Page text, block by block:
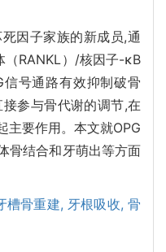
因子家族的新成员,通
（RANKL）/核因子-κB
号通路有效抑制破骨
参与骨代谢的调节,在
主要作用。本文就OPG
骨结合和牙萌出等方面
槽骨重建, 牙根吸收,骨